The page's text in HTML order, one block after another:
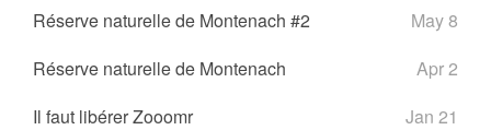
Réserve naturelle de Montenach #2
May 8
Réserve naturelle de Montenach
Apr 2
Il faut libérer Zooomr
Jan 21